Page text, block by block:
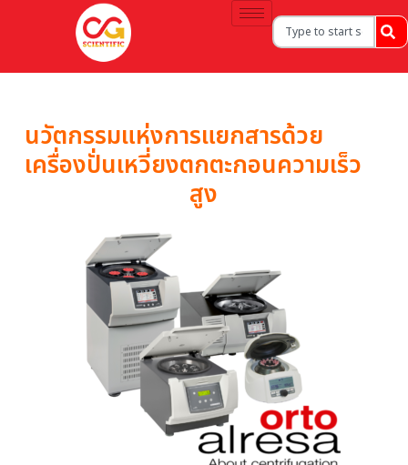
นวัตกรรมแห่งการแยกสารด้วย
เครื่องปั่นเหวี่ยงตกตะกอนความเร็ว
สูง